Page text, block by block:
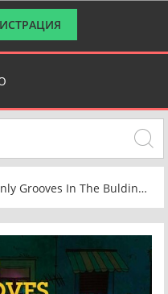
In The Bulding [Chillout Jazz & Soul Vibes] (2024) FLAC